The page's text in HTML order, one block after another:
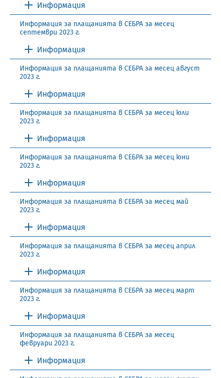
Информация
Информация за плащанията в СЕБРА за месец
септември 2023 г.
Информация
Информация за плащанията в СЕБРА за месец август
2023 г.
Информация
Информация за плащанията в СЕБРА за месец юли
2023 г.
Информация
Информация за плащанията в СЕБРА за месец юни
2023 г.
Информация
Информация за плащанията в СЕБРА за месец май
2023 г.
Информация
Информация за плащанията в СЕБРА за месец април
2023 г.
Информация
Информация за плащанията в СЕБРА за месец март
2023 г.
Информация
Информация за плащанията в СЕБРА за месец
февруари 2023 г.
Информация